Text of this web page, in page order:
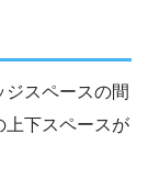
スペースの間
上下スペースが